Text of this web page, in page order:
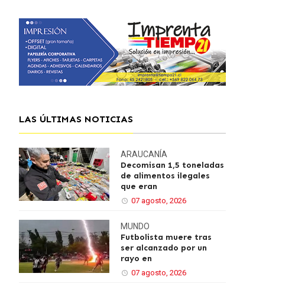
LAS ÚLTIMAS NOTICIAS
ARAUCANÍA
Decomisan 1,5 toneladas
de alimentos ilegales
que eran
07 agosto, 2026
MUNDO
Futbolista muere tras
ser alcanzado por un
rayo en
07 agosto, 2026